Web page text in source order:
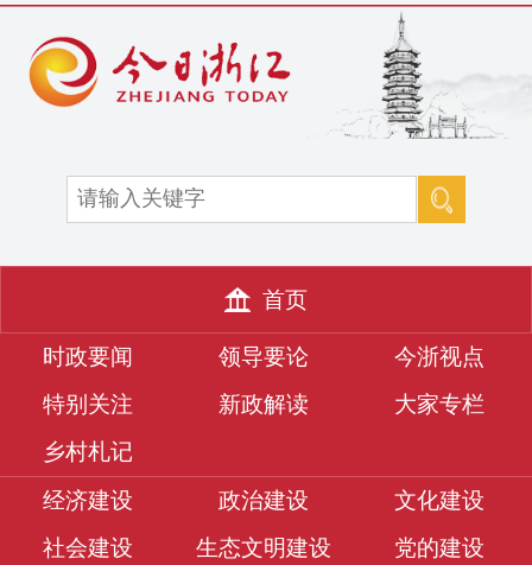
首页
时政要闻 领导要论
今浙视点
特别关注
新政解读
大家专栏
乡村札记
经济建设
政治建设
文化建设
社会建设
生态文明建设
党的建设